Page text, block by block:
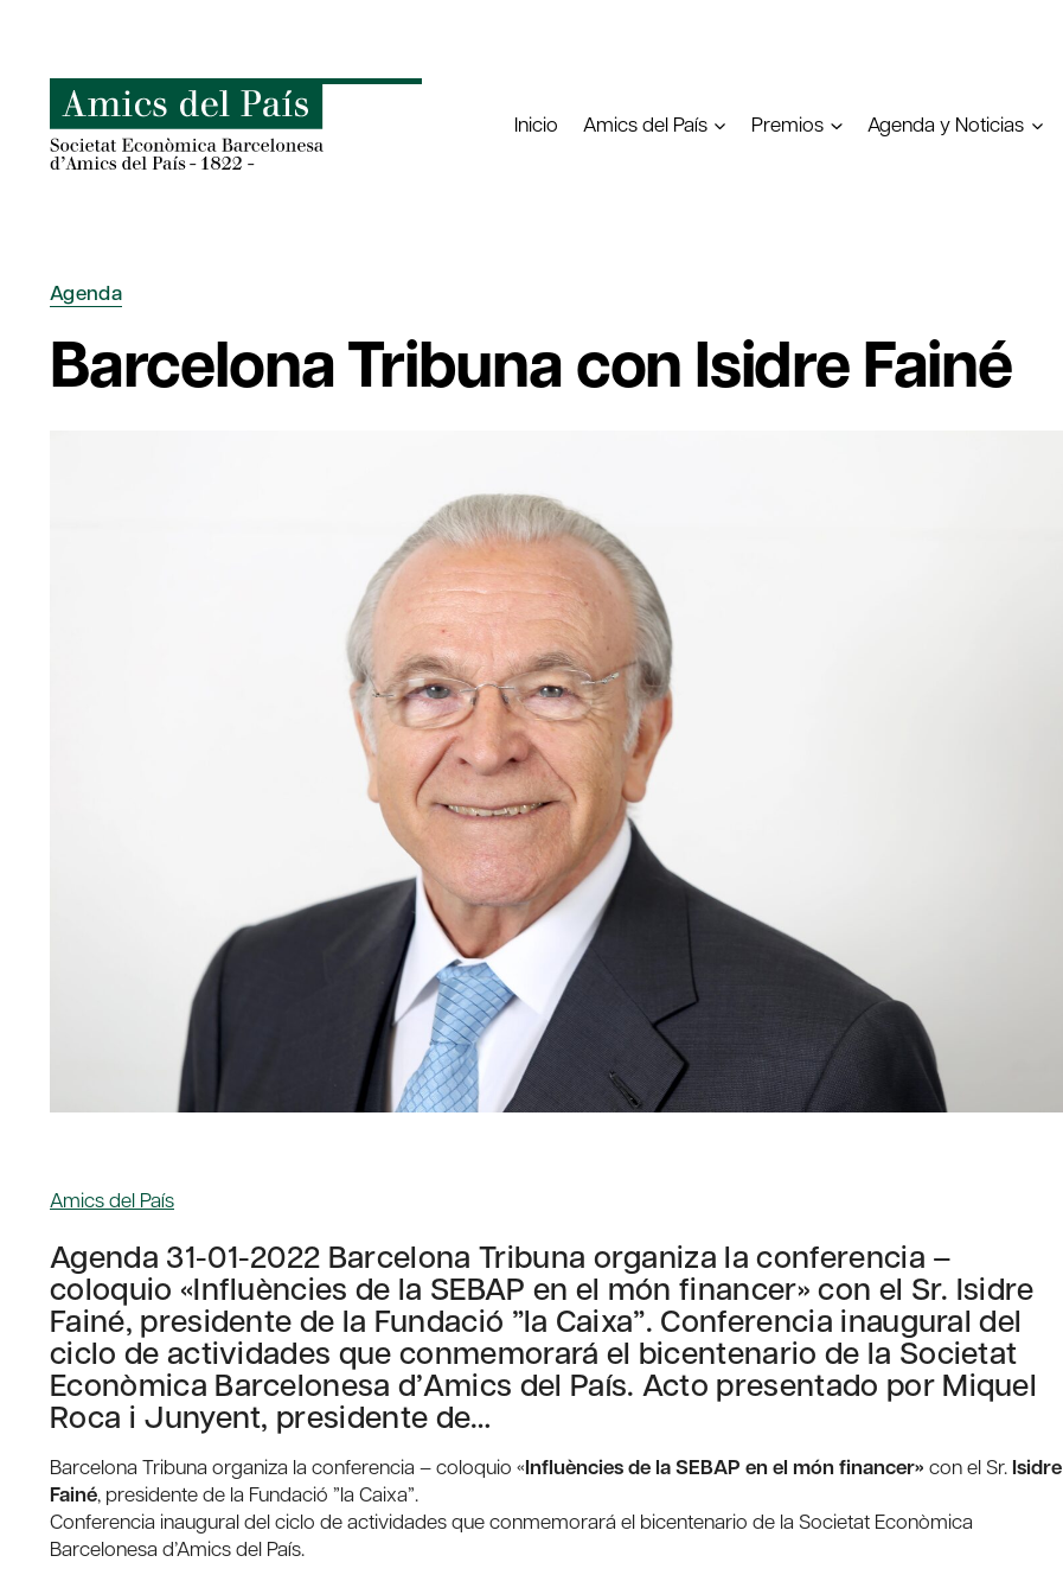
contenido
Inicio Amics del País Premios Agenda y Noticias
Agenda
Barcelona Tribuna con Isidre Fainé
Amics del País
Agenda 31-01-2022 Barcelona Tribuna organiza la conferencia –
coloquio «Influències de la SEBAP en el món financer» con el Sr. Isidre
Fainé, presidente de la Fundació ”la Caixa”. Conferencia inaugural del
ciclo de actividades que conmemorará el bicentenario de la Societat
Econòmica Barcelonesa d’Amics del País. Acto presentado por Miquel
Roca i Junyent, presidente de…
Barcelona Tribuna organiza la conferencia – coloquio «Influències de la SEBAP en el món financer» con el Sr. Isidre
Fainé, presidente de la Fundació ”la Caixa”.
Conferencia inaugural del ciclo de actividades que conmemorará el bicentenario de la Societat Econòmica
Barcelonesa d’Amics del País.